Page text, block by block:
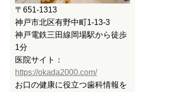
〒651-1313
神戸市北区有野中町1-13-3
神戸電鉄三田線岡場駅から徒歩
1分
医院サイト：
https://okada2000.com/
お口の健康に役立つ歯科情報を